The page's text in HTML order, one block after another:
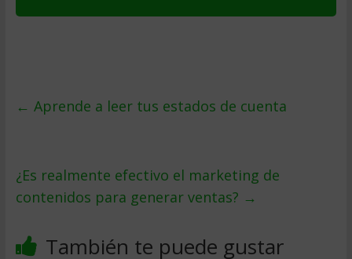
← Aprende a leer tus estados de cuenta
¿Es realmente efectivo el marketing de
contenidos para generar ventas? →
También te puede gustar